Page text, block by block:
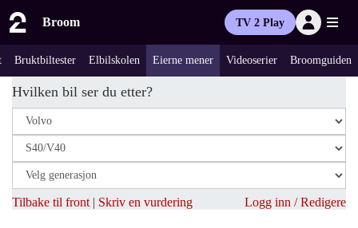
Broom TV 2 Play
Bruktbiltester Elbilskolen Eierne mener Videoserier Broomguiden
Hvilken bil ser du etter?
Tilbake til front | Skriv en vurdering Logg inn / Redigere